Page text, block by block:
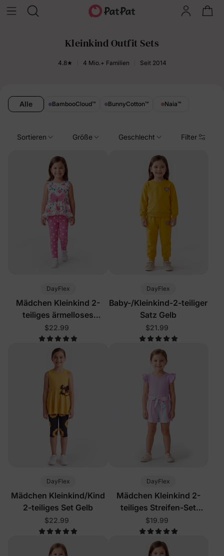
Kleinkind Outfit Sets
4.8★ 4 Mio.+ Familien Seit 2014
Alle BambooCloud™ BunnyCotton™ Naia™
Sortieren Größe Geschlecht Filter
DayFlex
Mädchen Kleinkind 2-
teiliges ärmelloses
Blumen-Set Rosa
$22.99
DayFlex
Baby-/Kleinkind-2-teiliger
Satz Gelb
$21.99
DayFlex
Mädchen Kleinkind/Kind
2-teiliges Set Gelb
$22.99
DayFlex
Mädchen Kleinkind 2-
teiliges Streifen-Set
Helllila
$19.99